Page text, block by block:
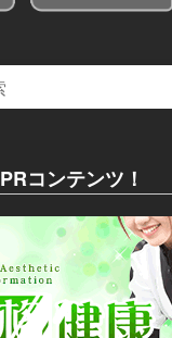
PRコンテンツ！